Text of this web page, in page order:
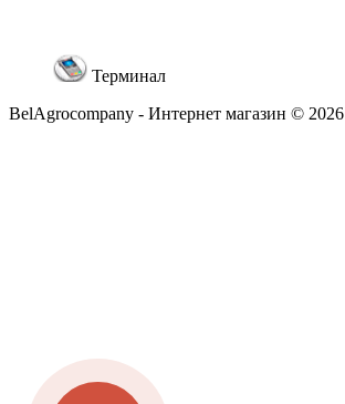
Терминал
BelAgrocompany - Интернет магазин © 2026